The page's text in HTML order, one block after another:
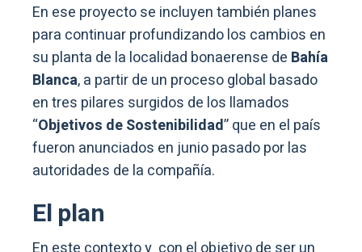
En ese proyecto se incluyen también planes
para continuar profundizando los cambios en
su planta de la localidad bonaerense de Bahía
Blanca, a partir de un proceso global basado
en tres pilares surgidos de los llamados
“Objetivos de Sostenibilidad” que en el país
fueron anunciados en junio pasado por las
autoridades de la compañía.
El plan